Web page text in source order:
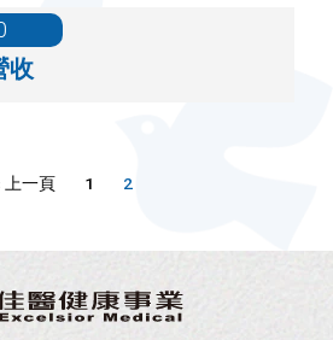
收
上一頁 1 2